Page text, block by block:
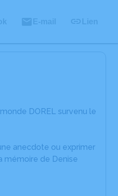
DOREL survenu le
anecdote ou exprimer
mémoire de Denise